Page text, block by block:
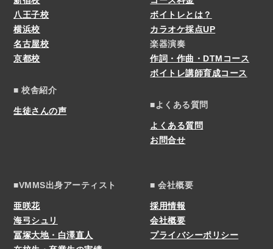
八王子校
横浜校
名古屋校
京都校
■ 校舎紹介
生徒さんの声
ボイトレとは？
カラオケ採点UP
楽器演奏
作詞・作曲・DTMコース
ボイトレ講師育成コース
■よくある質問
よくある質問
お問合せ
■VMMS出身アーティスト
亜咲花
海弓シュリ
冨塚大地・白澤直人
■ 会社概要
採用情報
会社概要
プライバシーポリシー